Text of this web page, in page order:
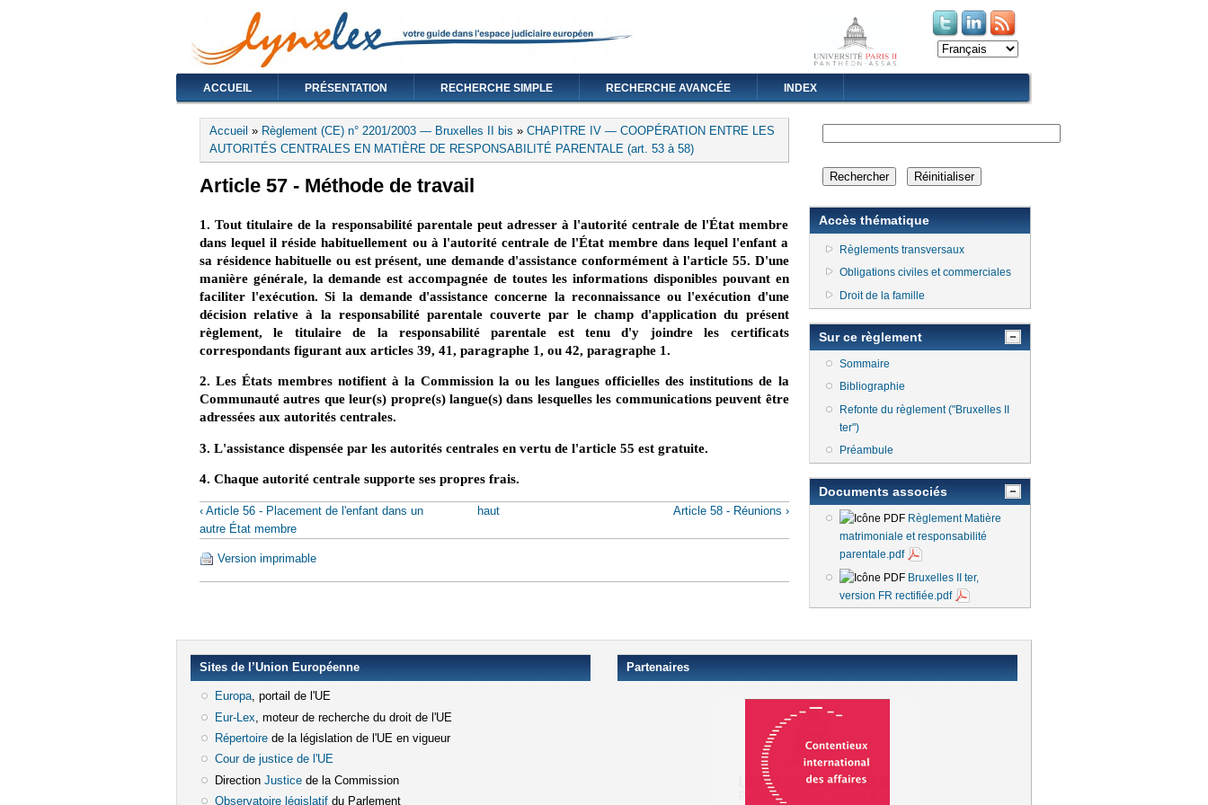
(le lien est externe)
(le lien est externe)
ACCUEIL PRÉSENTATION RECHERCHE SIMPLE RECHERCHE AVANCÉE INDEX
Vous êtes ici
Accueil » Règlement (CE) n° 2201/2003 — Bruxelles II bis » CHAPITRE IV — COOPÉRATION ENTRE LES
AUTORITÉS CENTRALES EN MATIÈRE DE RESPONSABILITÉ PARENTALE (art. 53 à 58)
Article 57 - Méthode de travail
1. Tout titulaire de la responsabilité parentale peut adresser à l'autorité centrale de l'État membre
dans lequel il réside habituellement ou à l'autorité centrale de l'État membre dans lequel l'enfant a
sa résidence habituelle ou est présent, une demande d'assistance conformément à l'article 55. D'une
manière générale, la demande est accompagnée de toutes les informations disponibles pouvant en
faciliter l'exécution. Si la demande d'assistance concerne la reconnaissance ou l'exécution d'une
décision relative à la responsabilité parentale couverte par le champ d'application du présent
règlement, le titulaire de la responsabilité parentale est tenu d'y joindre les certificats
correspondants figurant aux articles 39, 41, paragraphe 1, ou 42, paragraphe 1.
2. Les États membres notifient à la Commission la ou les langues officielles des institutions de la
Communauté autres que leur(s) propre(s) langue(s) dans lesquelles les communications peuvent être
adressées aux autorités centrales.
3. L'assistance dispensée par les autorités centrales en vertu de l'article 55 est gratuite.
4. Chaque autorité centrale supporte ses propres frais.
‹ Article 56 - Placement de l'enfant dans un
autre État membre
haut Article 58 - Réunions ›
Version imprimable
Accès thématique
Règlements transversaux
Obligations civiles et commerciales
Droit de la famille
Sur ce règlement
Sommaire
Bibliographie
Refonte du règlement ("Bruxelles II
ter")
Préambule
Documents associés
Règlement Matière
matrimoniale et responsabilité
parentale.pdf
Bruxelles II ter,
version FR rectifiée.pdf
Sites de l’Union Européenne
Europa(le lien est externe)
, portail de l'UE
Eur-Lex (le lien est externe)
, moteur de recherche du droit de l'UE
Répertoire(le lien est externe)
de la législation de l'UE en vigueur
Cour de justice de l'UE(le lien est externe)
Direction Justice(le lien est externe)
de la Commission
Observatoire législatif(le lien est externe)
du Parlement
Partenaires